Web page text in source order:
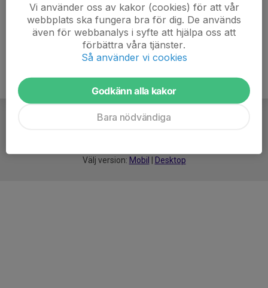
Välj version: Mobil Desktop
Vi använder oss av kakor (cookies) för att vår
webbplats ska fungera bra för dig. De används
även för webbanalys i syfte att hjälpa oss att
förbättra våra tjänster.
Så använder vi cookies
Godkänn alla kakor
Bara nödvändiga